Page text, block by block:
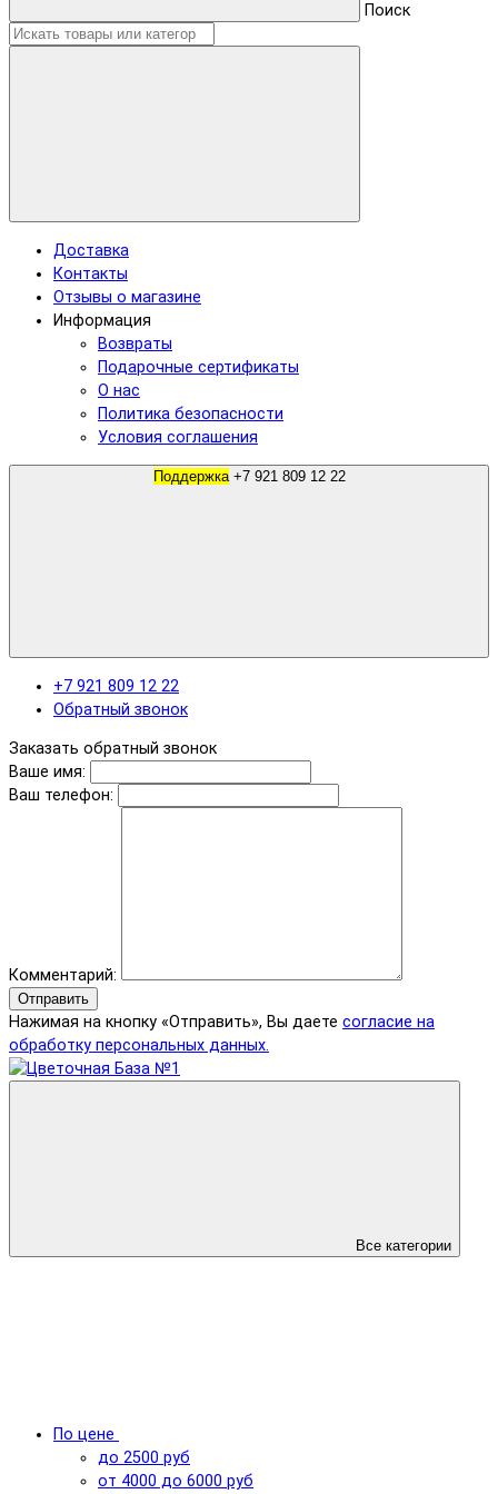
Поиск
Доставка
Контакты
Отзывы о магазине
Информация
Возвраты
Подарочные сертификаты
О нас
Политика безопасности
Условия соглашения
Поддержка +7 921 809 12 22
+7 921 809 12 22
Обратный звонок
Заказать обратный звонок
Ваше имя:
Ваш телефон:
Комментарий:
Отправить
Нажимая на кнопку «Отправить», Вы даете согласие на
обработку персональных данных.
Все категории
По цене
до 2500 руб
от 4000 до 6000 руб